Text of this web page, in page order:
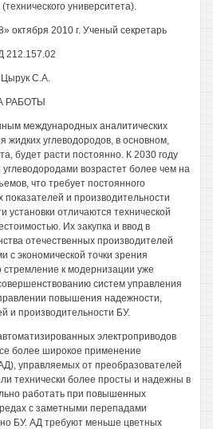
университета).
октября 2010 г. Ученый секретарь
212.157.02
Цырук С.А.
РАБОТЫ
международных аналитических
жидких углеводородов, в основном,
будет расти постоянно. К 2030 году
возрастет более чем на
что требует постоянного
показателей и производительности
установки отличаются технической
Их закупка и ввод в
отечественных производителей
с экономической точки зрения
к модернизации уже
систем управления
повышения надежности,
и производительности БУ.
электроприводов
более широкое применение
управляемых от преобразователей
технически более просты и надежны в
работать при повышенных
с заметными перепадами
БУ. АД требуют меньше цветных